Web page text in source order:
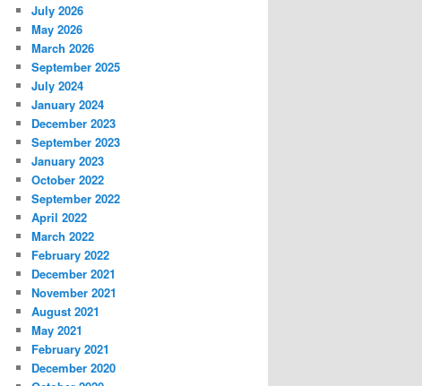
July 2026
May 2026
March 2026
September 2025
July 2024
January 2024
December 2023
September 2023
January 2023
October 2022
September 2022
April 2022
March 2022
February 2022
December 2021
November 2021
August 2021
May 2021
February 2021
December 2020